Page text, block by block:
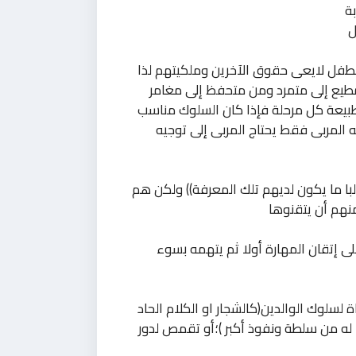
لايعى حقوق الآخرين وملكيتهم لذا
إلى متمرد ومن متحفظ إلى مغامر
كل مرحلة فإذا كان السلوك مناسب
فقط يحتاج المربى إلى توجيه
ما يكون لديهم تلك المعرفة)) ولكن هم
أن يتقنوها
المهارة أولا ثم يتهمه بسوء
الوالدين(كالشجار او الكلام الحاد
له من سلطة ونفوذ أكبر )؛أو تقمص لدور